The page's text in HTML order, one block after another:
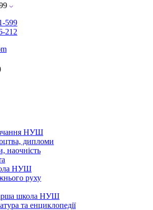
599
212
НУШ
дипломи
наочність
НУШ
руху
школа НУШ
та енциклопедії